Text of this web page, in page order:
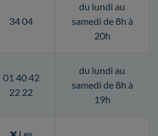
34 04
du lundi au
samedi de 8h à
20h
01 40 42
22 22
du lundi au
samedi de 8h à
19h